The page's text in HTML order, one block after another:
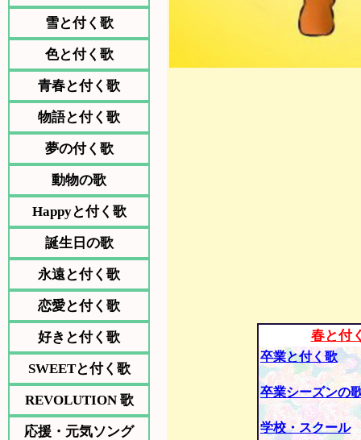
雪と付く歌
色と付く歌
青春と付く歌
物語と付く歌
夢の付く歌
動物の歌
Happyと付く歌
誕生日の歌
永遠と付く歌
恋愛と付く歌
好きと付く歌
SWEETと付く歌
REVOLUTION 歌
応援・元気ソング
春と付
卒業と付く歌
卒業シーズンの
学校・スクール